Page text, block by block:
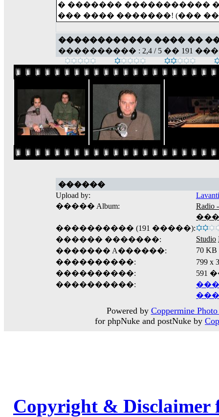
� ������� �����������
��� ���� �������! (���
������������ ���� ��
���������� : 2,4 / 5 �� 191
������
Upload by:
����� Album:
���������� (191 �����):
������ �������:
Studio
������� A������:
70 KB
����������:
799
����������:
591
����������:
Powered by Coppermine
for phpNuke and postNuke by
Copyright & Disclaimer